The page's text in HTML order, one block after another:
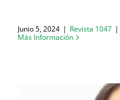
Junio 5, 2024 | Revista 1047 |
Más Información